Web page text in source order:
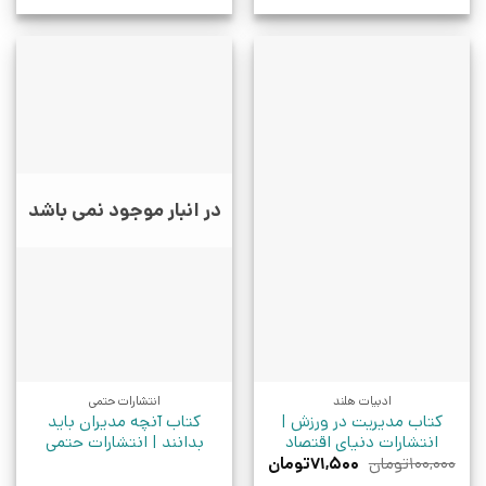
ادبیات هلند
کتاب مدیریت در ورزش |
انتشارات دنیای اقتصاد
۱۰۰,۰۰۰تومان قیمت
۷۱,۵۰۰تومانقیمت
فعلی:
در انبار موجود نمی باشد
انتشارات حتمی
کتاب آنچه مدیران باید
بدانند | انتشارات حتمی